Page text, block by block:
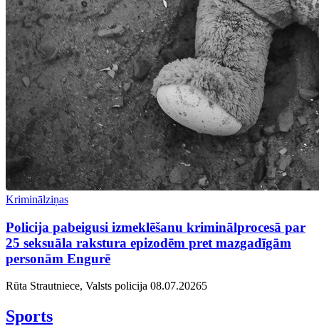
Kriminālziņas
Policija pabeigusi izmeklēšanu kriminālprocesā par
25 seksuāla rakstura epizodēm pret mazgadīgām
personām Engurē
Rūta Strautniece, Valsts policija 08.07.20265
Sports